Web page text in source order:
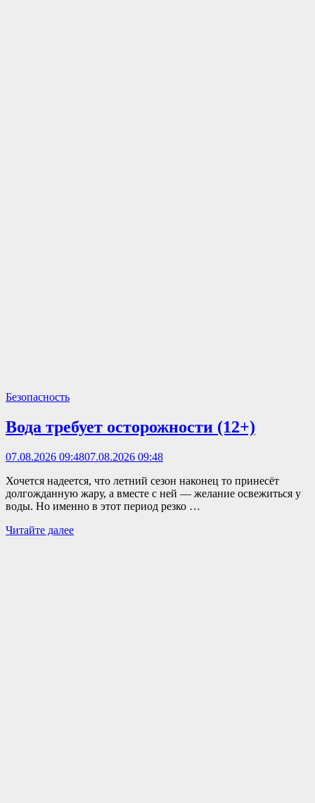
Безопасность
Вода требует осторожности (12+)
07.08.2026 09:4807.08.2026 09:48
Хочется надеется, что летний сезон наконец то принесёт
долгожданную жару, а вместе с ней — желание освежиться у
воды. Но именно в этот период резко …
Вода
Читайте далее